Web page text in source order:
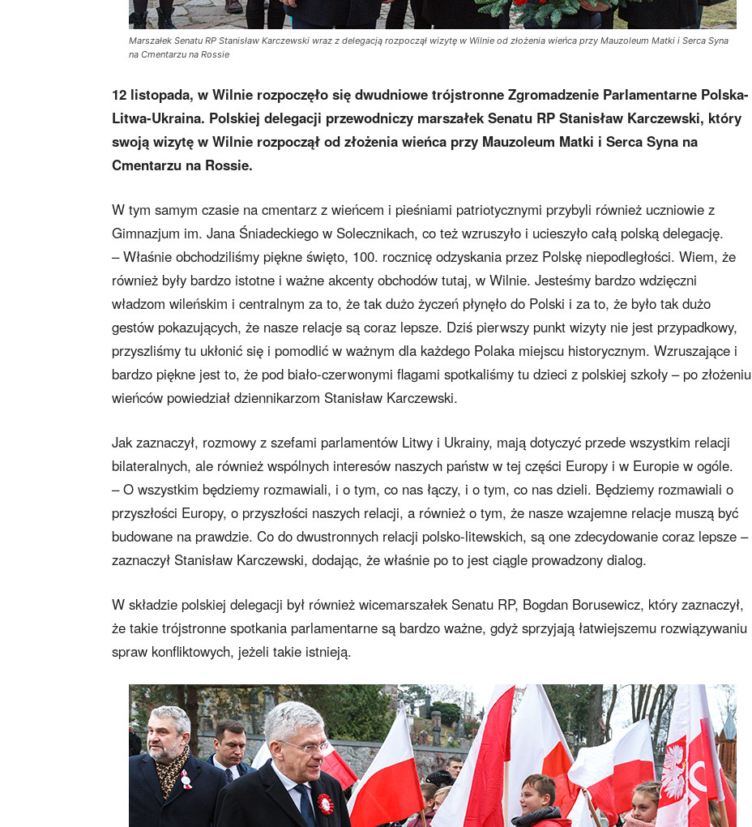
Marszałek Senatu RP Stanisław Karczewski wraz z delegacją rozpoczął wizytę w Wilnie od złożenia wieńca przy Mauzoleum Matki i Serca Syna
na Cmentarzu na Rossie
12 listopada, w Wilnie rozpoczęło się dwudniowe trójstronne Zgromadzenie Parlamentarne Polska-
Litwa-Ukraina. Polskiej delegacji przewodniczy marszałek Senatu RP Stanisław Karczewski, który
swoją wizytę w Wilnie rozpoczął od złożenia wieńca przy Mauzoleum Matki i Serca Syna na
Cmentarzu na Rossie.
W tym samym czasie na cmentarz z wieńcem i pieśniami patriotycznymi przybyli również uczniowie z
Gimnazjum im. Jana Śniadeckiego w Solecznikach, co też wzruszyło i ucieszyło całą polską delegację.
– Właśnie obchodziliśmy piękne święto, 100. rocznicę odzyskania przez Polskę niepodległości. Wiem, że
również były bardzo istotne i ważne akcenty obchodów tutaj, w Wilnie. Jesteśmy bardzo wdzięczni
władzom wileńskim i centralnym za to, że tak dużo życzeń płynęło do Polski i za to, że było tak dużo
gestów pokazujących, że nasze relacje są coraz lepsze. Dziś pierwszy punkt wizyty nie jest przypadkowy,
przyszliśmy tu ukłonić się i pomodlić w ważnym dla każdego Polaka miejscu historycznym. Wzruszające i
bardzo piękne jest to, że pod biało-czerwonymi flagami spotkaliśmy tu dzieci z polskiej szkoły – po złożeniu
wieńców powiedział dziennikarzom Stanisław Karczewski.
Jak zaznaczył, rozmowy z szefami parlamentów Litwy i Ukrainy, mają dotyczyć przede wszystkim relacji
bilateralnych, ale również wspólnych interesów naszych państw w tej części Europy i w Europie w ogóle.
– O wszystkim będziemy rozmawiali, i o tym, co nas łączy, i o tym, co nas dzieli. Będziemy rozmawiali o
przyszłości Europy, o przyszłości naszych relacji, a również o tym, że nasze wzajemne relacje muszą być
budowane na prawdzie. Co do dwustronnych relacji polsko-litewskich, są one zdecydowanie coraz lepsze –
zaznaczył Stanisław Karczewski, dodając, że właśnie po to jest ciągle prowadzony dialog.
W składzie polskiej delegacji był również wicemarszałek Senatu RP, Bogdan Borusewicz, który zaznaczył,
że takie trójstronne spotkania parlamentarne są bardzo ważne, gdyż sprzyjają łatwiejszemu rozwiązywaniu
spraw konfliktowych, jeżeli takie istnieją.